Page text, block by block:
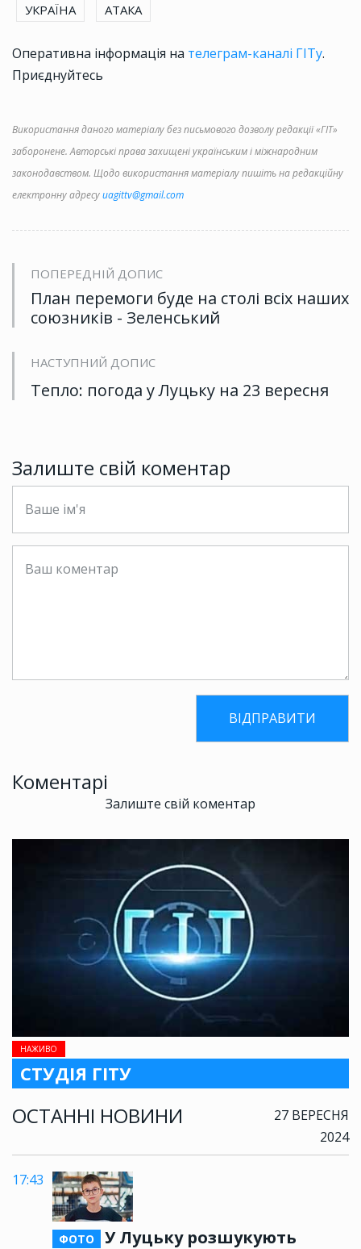
НАЖИВО
СТУДІЯ ГІТУ
ОСТАННІ НОВИНИ
27 ВЕРЕСНЯ
2024
17:43
ФОТО
У Луцьку розшукують
УКРАЇНА АТАКА
Оперативна інформація на телеграм-каналі ГІТу.
Приєднуйтесь
Використання даного матеріалу без письмового дозволу редакції «ГІТ»
заборонене. Авторські права захищені українським і міжнародним
законодавством. Щодо використання матеріалу пишіть на редакційну
електронну адресуuagittv@gmail.com
ПОПЕРЕДНІЙ ДОПИС
План перемоги буде на столі всіх наших
союзників - Зеленський
НАСТУПНИЙ ДОПИС
Тепло: погода у Луцьку на 23 вересня
Залиште свій коментар
Коментарі
Залиште свій коментар